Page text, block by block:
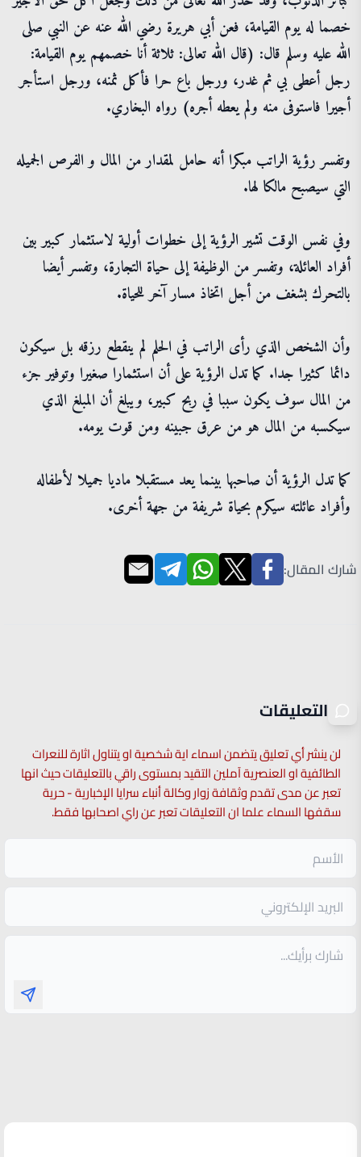
خصما له يوم القيامة، فعن أبي هريرة رضي الله عنه عن النبي صلى
الله عليه وسلم قال: (قال الله تعالى: ثلاثة أنا خصمهم يوم القيامة:
رجل أعطى بي ثم غدر، ورجل باع حرا فأكل ثمنه، ورجل استأجر
أجيرا فاستوفى منه ولم يعطه أجره) رواه البخاري.
وتفسر رؤية الراتب مبكرا أنه حامل لمقدار من المال و الفرص الجميله
التي سيصبح مالكا لها.
وفي نفس الوقت تشير الرؤية إلى خطوات أولية لاستثمار كبير بين
أفراد العائلة، وتفسر من الوظيفة إلى حياة التجارة، وتفسر أيضا
بالتحرك بشغف من أجل اتخاذ مسار آخر للحياة.
وأن الشخص الذي رأى الراتب في الحلم لم ينقطع رزقه بل سيكون
دائما كثيرا جدا. كما تدل الرؤية على أن استثمارا صغيرا وتوفير جزء
من المال سوف يكون سببا في ربح كبير، ويبلغ أن المبلغ الذي
سيكسبه من المال هو من عرق جبينه ومن قوت يومه.
كما تدل الرؤية أن صاحبها بينما يعد مستقبلا ماديا جميلا لأطفاله
وأفراد عائلته سيكرم بحياة شريفة من جهة أخرى.
شارك المقال:
التعليقات
لن ينشر أي تعليق يتضمن اسماء اية شخصية او يتناول اثارة للنعرات
الطائفية او العنصرية آملين التقيد بمستوى راقي بالتعليقات حيث انها
تعبر عن مدى تقدم وثقافة زوار وكالة أنباء سرايا الإخبارية - حرية
سقفها السماء علما ان التعليقات تعبر عن راي اصحابها فقط.